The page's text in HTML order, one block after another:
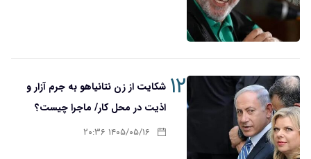
۱۲ شکایت از زن نتانیاهو به جرم آزار و
اذیت در محل کار/ ماجرا چیست؟
۱۴۰۵/۰۵/۱۶ ۲۰:۳۶